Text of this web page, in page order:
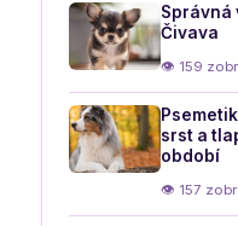
Správná
Čivava
👁 159
srst a
období
👁 157